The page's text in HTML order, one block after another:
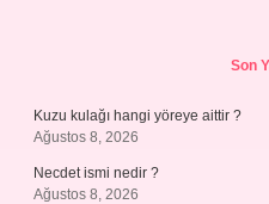
Son
Kuzu kulağı hangi yöreye aittir ?
Ağustos 8, 2026
Necdet ismi nedir ?
Ağustos 8, 2026